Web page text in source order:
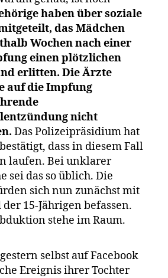
haben über soziale
das Mädchen
Wochen nach einer
einen plötzlichen
erlitten. Die Ärzte
auf die Impfung
nicht
Das Polizeipräsidium hat
dass in diesem Fall
laufen. Bei unklarer
sei das so üblich. Die
sich nun zunächst mit
15-Jährigen befassen.
stehe im Raum.
selbst auf Facebook
Ereignis ihrer Tochter